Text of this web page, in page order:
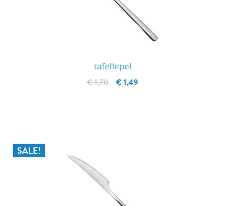
tafellepel
€ 1,49
€ 1,70
SALE!